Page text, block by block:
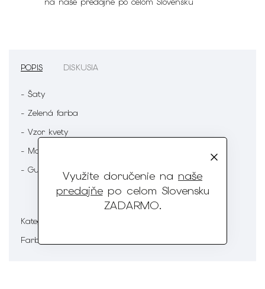
Využite doručenie na naše
predajňepo celom Slovensku
ZADARMO.
POPIS DISKUSIA
- Šaty
- Zelená farba
- Vzor kvety
- Mašľa
- Gumička v páse
Kategória
Farba